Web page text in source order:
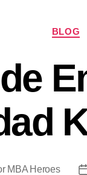
BLOG
MBA Heroes